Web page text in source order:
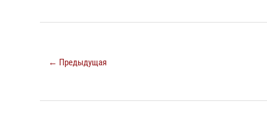
← Предыдущая